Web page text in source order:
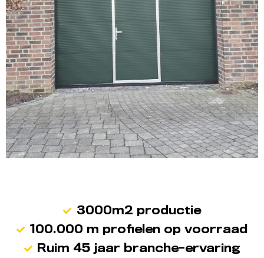
3000m2 productie
100.000 m profielen op voorraad
Ruim 45 jaar branche-ervaring